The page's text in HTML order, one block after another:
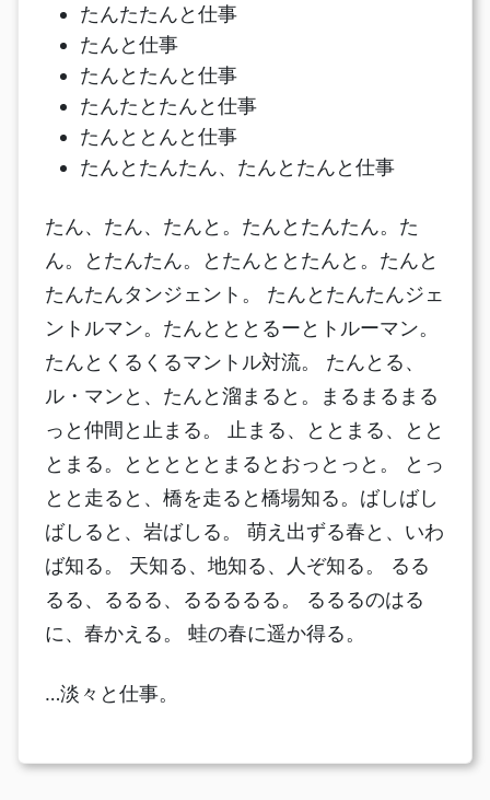
たんたたんと仕事
たんと仕事
たんとたんと仕事
たんたとたんと仕事
たんととんと仕事
たんとたんたん、たんとたんと仕事
たん、たん、たんと。たんとたんたん。た
ん。とたんたん。とたんととたんと。たんと
たんたんタンジェント。 たんとたんたんジェ
ントルマン。たんとととるーとトルーマン。
たんとくるくるマントル対流。 たんとる、
ル・マンと、たんと溜まると。まるまるまる
っと仲間と止まる。 止まる、ととまる、とと
とまる。とととととまるとおっとっと。 とっ
とと走ると、橋を走ると橋場知る。ばしばし
ばしると、岩ばしる。 萌え出ずる春と、いわ
ば知る。 天知る、地知る、人ぞ知る。 るる
るる、るるる、るるるるる。 るるるのはる
に、春かえる。 蛙の春に遥か得る。
…淡々と仕事。